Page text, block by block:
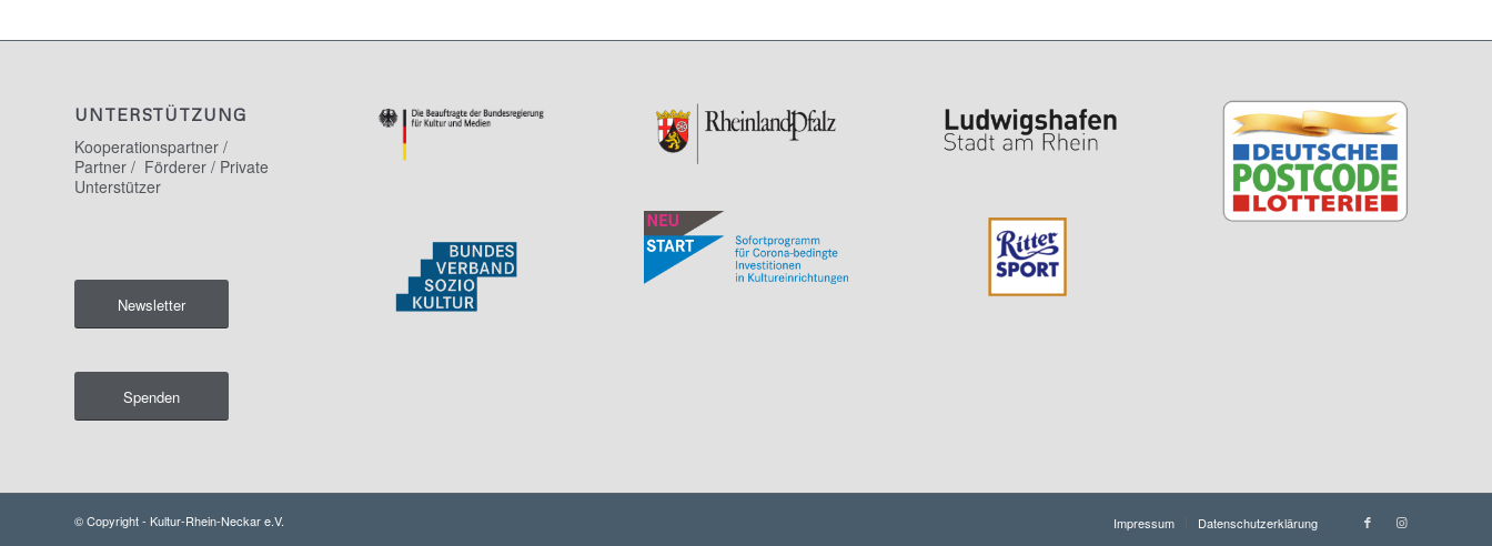
UNTERSTÜTZUNG
Kooperationspartner /
Partner / Förderer / Private
Unterstützer
Newsletter
Spenden
© Copyright - Kultur-Rhein-Neckar e.V. Impressum Datenschutzerklärung